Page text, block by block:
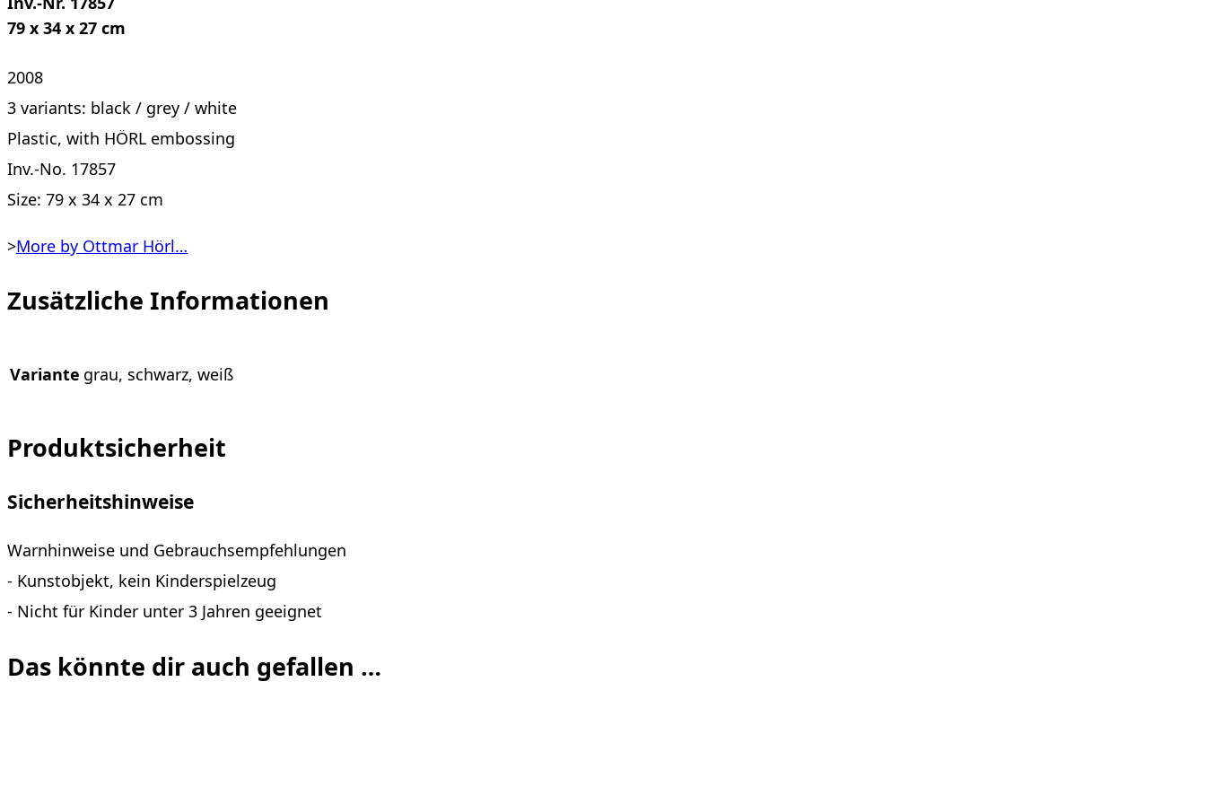
79 x 34 x 27 cm
2008
3 variants: black / grey / white
Plastic, with HÖRL embossing
Inv.-No. 17857
Size: 79 x 34 x 27 cm
>More by Ottmar Hörl…
Zusätzliche Informationen
Variante grau, schwarz, weiß
Produktsicherheit
Sicherheitshinweise
Warnhinweise und Gebrauchsempfehlungen
- Kunstobjekt, kein Kinderspielzeug
- Nicht für Kinder unter 3 Jahren geeignet
Das könnte dir auch gefallen …